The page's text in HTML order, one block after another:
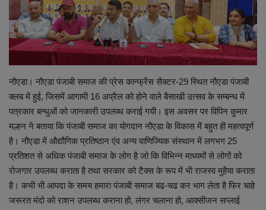
शिक्षा
स्वास्थ्य
व्यापार
रोजगार
NEWS
नौएडा। नौएडा पंजाबी समाज की प्रेस कान्फ्रेंस सैक्टर-29 स्थित नौएडा पंजाबी
क्लब में हुई, जिसमें आगामी 16 अप्रैल को होने वाले बैसाखी उत्सव के सम्बन्ध में
पत्रकार बन्धुओं को जानकारी उपलब्ध कराई गयी। इस अवसर पर विपिन कुमार
मल्हन ने बताया कि पंजाबी समाज का योगदान नौएडा के विकास में बहुत ही महत्वपूर्ण
है। नौएडा में औद्यौगिक प्रतिष्ठान एंव अन्य वाणिज्यिक संस्थान में लगभग 25
प्रतिशत से अधिक पंजाबी समाज के लोग है जो कि विभिन्न माध्यमों से लोगों को
रोजगार उपलब्ध कराता है तथा सरकार को टैक्स के रूप में भी राजस्व मुहैया कराता
है। कभी भी आपदा के समय हमारा पंजाबी समाज बढ-चढ कर भाग लेता है फिर चाहे
जरूरत मंदो को राशन उपलब्ध कराना हो, लंगर चलाना हो, आक्सीजन सप्लाई